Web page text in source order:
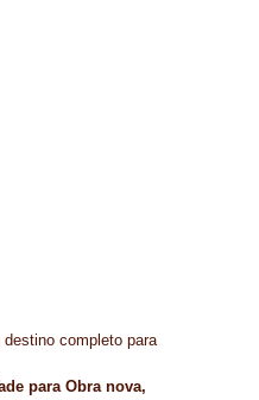
completo para
para Obra nova,